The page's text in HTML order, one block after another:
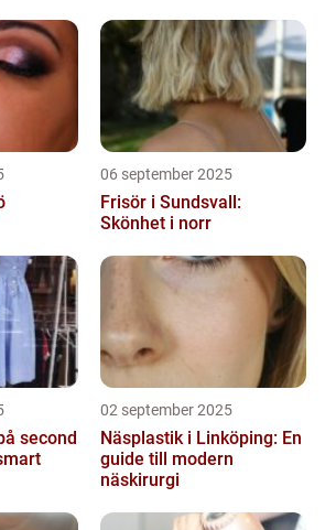
06 september 2025
Frisör i Sundsvall:
Skönhet i norr
second
02 september 2025
Näsplastik i Linköping: En
guide till modern
näskirurgi